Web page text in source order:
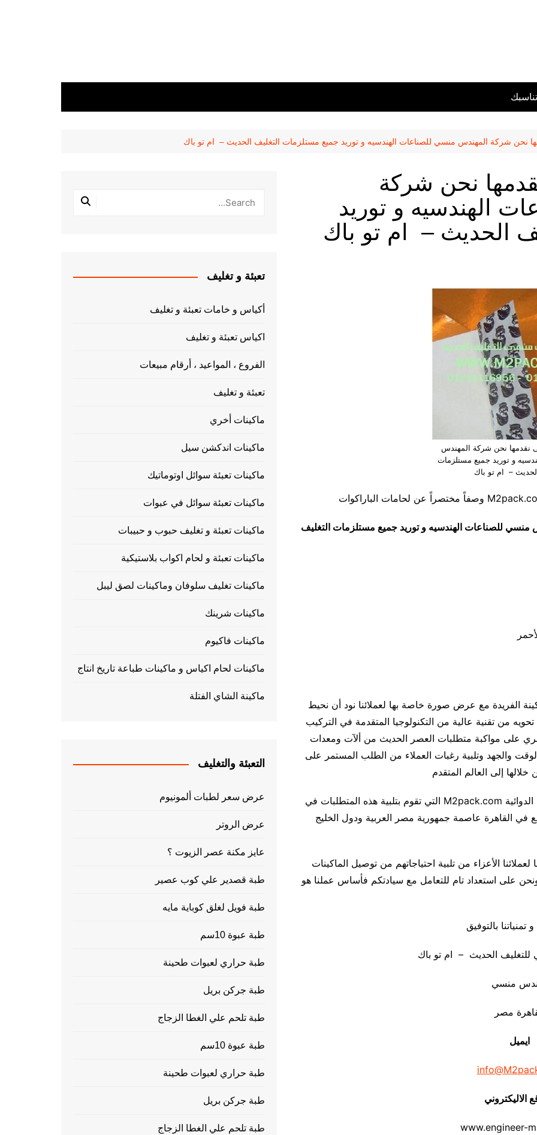
نحن شركة المهندس منسي للصناعات الهندسيه و توريد جميع مستلزمات التغليف الحديث – ام تو باك
نحن شركة
الهندسيه و توريد
الحديث – ام تو باك
نقدمها نحن شركة المهندس
و توريد جميع مستلزمات
– ام تو باك
للصناعات الهندسيه و توريد جميع مستلزمات التغليف
الفريدة مع عرض صورة خاصة بها لعملائنا نود أن نحيط
من تقنية عالية من التكنولوجيا المتقدمة في التركيب
على مواكبة متطلبات العصر الحديث من ألآت ومعدات
والجهد وتلبية رغبات العملاء من الطلب المستمر على
إلى العالم المتقدم
فمن خلال شركتنا – شركة المهندس منسي للعبوات الدوائية M2pack.com التي تقوم بتلبية هذه المتطلبات في
في القاهرة عاصمة جمهورية مصر العربية ودول الخليج
الأعزاء من تلبية احتياجاتهم من توصيل الماكينات
على استعداد تام للتعامل مع سيادتكم فأساس عملنا هو
تمنياتنا بالتوفيق
الحديث – ام تو باك
منسي
مصر
ايميل
الاليكتروني
www.engineer-
تعبئة و تغليف
أكياس و خامات تعبئة و تغليف
اكياس تعبئة و تغليف
الفروع ، المواعيد ، أرقام مبيعات
تعبئة و تغليف
ماكينات أخري
ماكينات اندكشن سيل
ماكينات تعبئة سوائل اوتوماتيك
ماكينات تعبئة سوائل في عبوات
ماكينات تعبئة و تغليف حبوب و حبيبات
ماكينات تعبئة و لحام اكواب بلاستيكية
ماكينات تغليف سلوفان وماكينات لصق ليبل
ماكينات شرينك
ماكينات فاكيوم
ماكينات لحام اكياس و ماكينات طباعة تاريخ انتاج
ماكينة الشاي الفتلة
التعبئة والتغليف
عرض سعر لطبات ألمونيوم
عرض الروتر
عايز مكنة عصر الزيوت ؟
طبة قصدير علي كوب عصير
طبة فويل لغلق كوباية مايه
طبة عبوة 10سم
طبة حراري لعبوات طحينة
طبة جركن بريل
طبة تلحم علي الغطا الزجاج
طبة عبوة 10سم
طبة حراري لعبوات طحينة
طبة جركن بريل
طبة تلحم علي الغطا الزجاج